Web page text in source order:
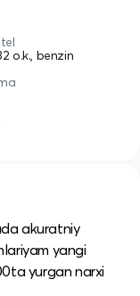
o.k., benzin
akuratniy
yangi
yurgan narxi